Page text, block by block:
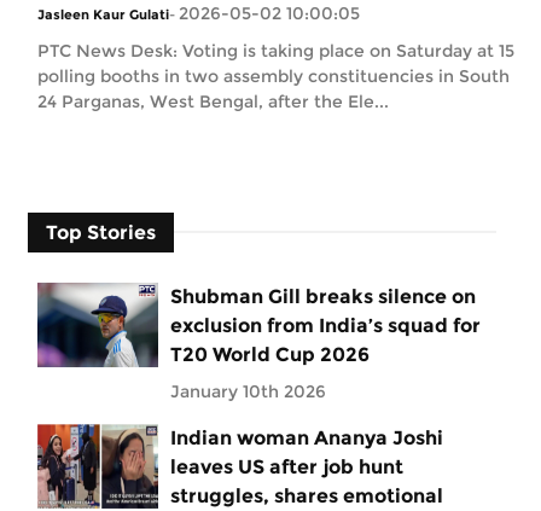
Jasleen Kaur Gulati- 2026-05-02 10:00:05
PTC News Desk: Voting is taking place on Saturday at 15
polling booths in two assembly constituencies in South
24 Parganas, West Bengal, after the Ele...
Top Stories
Shubman Gill breaks silence on
exclusion from India’s squad for
T20 World Cup 2026
January 10th 2026
Indian woman Ananya Joshi
leaves US after job hunt
struggles, shares emotional